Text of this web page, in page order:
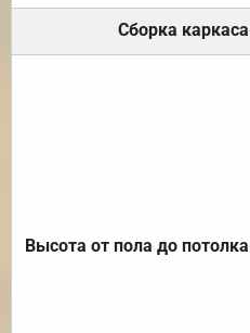
Сборка каркаса
Высота от пола до потолка